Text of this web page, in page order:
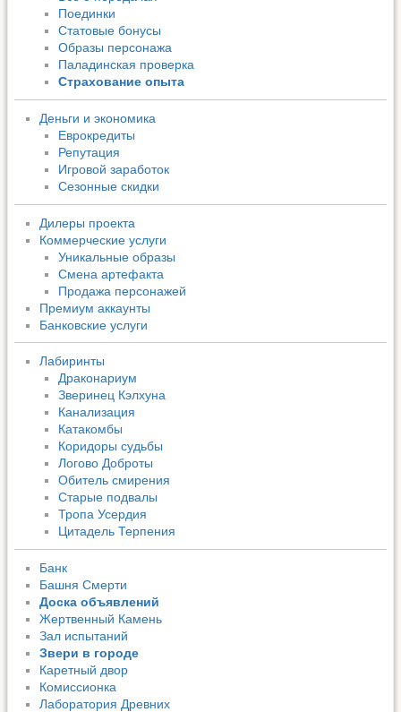
Поединки
Статовые бонусы
Образы персонажа
Паладинская проверка
Страхование опыта
Деньги и экономика
Еврокредиты
Репутация
Игровой заработок
Сезонные скидки
Дилеры проекта
Коммерческие услуги
Уникальные образы
Смена артефакта
Продажа персонажей
Премиум аккаунты
Банковские услуги
Лабиринты
Драконариум
Зверинец Кэлхуна
Канализация
Катакомбы
Коридоры судьбы
Логово Доброты
Обитель смирения
Старые подвалы
Тропа Усердия
Цитадель Терпения
Банк
Башня Смерти
Доска объявлений
Жертвенный Камень
Зал испытаний
Звери в городе
Каретный двор
Комиссионка
Лаборатория Древних